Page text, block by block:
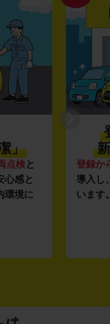
」
点検と
心感と
環境に
登録か
導入し
います